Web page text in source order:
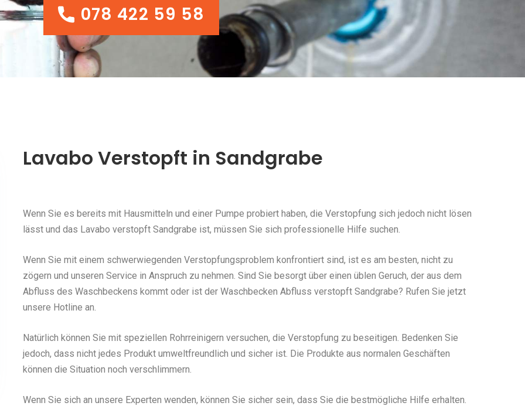
078 422 59 58
078 422 59 58
Lavabo Verstopft in Sandgrabe
Wenn Sie es bereits mit Hausmitteln und einer Pumpe probiert haben, die Verstopfung sich jedoch nicht lösen
lässt und das Lavabo verstopft Sandgrabe ist, müssen Sie sich professionelle Hilfe suchen.
Wenn Sie mit einem schwerwiegenden Verstopfungsproblem konfrontiert sind, ist es am besten, nicht zu
zögern und unseren Service in Anspruch zu nehmen. Sind Sie besorgt über einen üblen Geruch, der aus dem
Abfluss des Waschbeckens kommt oder ist der Waschbecken Abfluss verstopft Sandgrabe? Rufen Sie jetzt
unsere Hotline an.
Natürlich können Sie mit speziellen Rohrreinigern versuchen, die Verstopfung zu beseitigen. Bedenken Sie
jedoch, dass nicht jedes Produkt umweltfreundlich und sicher ist. Die Produkte aus normalen Geschäften
können die Situation noch verschlimmern.
Wenn Sie sich an unsere Experten wenden, können Sie sicher sein, dass Sie die bestmögliche Hilfe erhalten.